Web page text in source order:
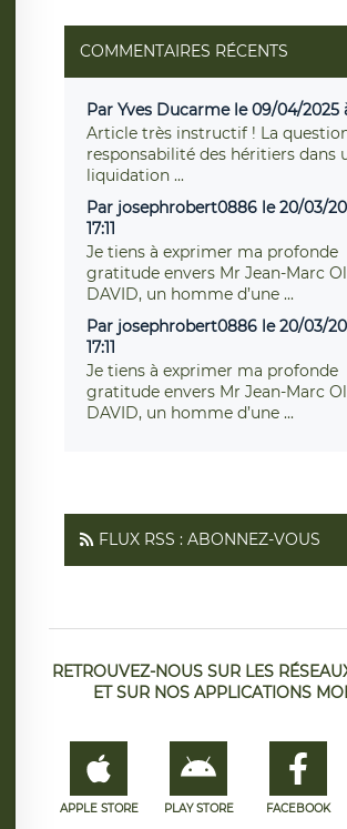
COMMENTAIRES RÉCENTS
Par Yves Ducarme le 09/04/2025
Article très instructif ! La
responsabilité des héritiers dans
liquidation ...
Par josephrobert0886 le 20/03/
17:11
Je tiens à exprimer ma profonde
gratitude envers Mr Jean-Marc
DAVID, un homme d’une ...
Par josephrobert0886 le 20/03/
17:11
Je tiens à exprimer ma profonde
gratitude envers Mr Jean-Marc
DAVID, un homme d’une ...
FLUX RSS : ABONNEZ-VOUS
RETROUVEZ-NOUS SUR LES
ET SUR NOS APPLICATIONS
APPLE STORE PLAY STORE FACEBOOK